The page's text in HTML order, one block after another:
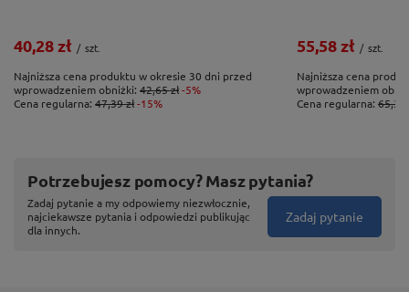
40,28 zł / szt.
Najniższa cena produktu w okresie 30 dni przed
wprowadzeniem obniżki: 42,65 zł-5%
Cena regularna: 47,39 zł-15%
55,58 zł / szt.
Najniższa cena
wprowadzeniem
Cena regularna: 65,39
Potrzebujesz pomocy? Masz pytania?
Zadaj pytanie a my odpowiemy niezwłocznie,
najciekawsze pytania i odpowiedzi publikując
dla innych.
Zadaj pytanie